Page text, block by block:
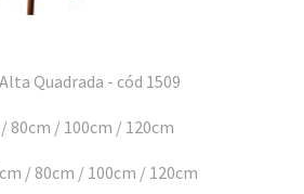
Quadrada - cód 1509
80cm / 100cm / 120cm
/ 80cm / 100cm / 120cm